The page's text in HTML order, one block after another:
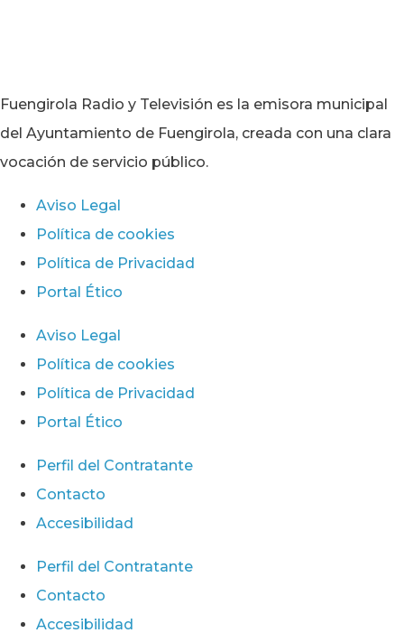
Fuengirola Radio y Televisión es la emisora municipal
del Ayuntamiento de Fuengirola, creada con una clara
vocación de servicio público.
Aviso Legal
Política de cookies
Política de Privacidad
Portal Ético
Aviso Legal
Política de cookies
Política de Privacidad
Portal Ético
Perfil del Contratante
Contacto
Accesibilidad
Perfil del Contratante
Contacto
Accesibilidad